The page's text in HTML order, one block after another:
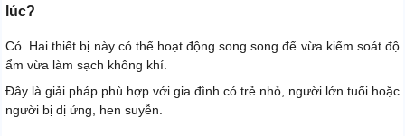
lúc?
Có. Hai thiết bị này có thể hoạt động song song để vừa kiểm soát độ
ẩm vừa làm sạch không khí.
Đây là giải pháp phù hợp với gia đình có trẻ nhỏ, người lớn tuổi hoặc
người bị dị ứng, hen suyễn.